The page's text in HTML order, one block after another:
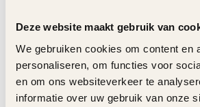
Deze website maakt gebruik van
We gebruiken cookies om content en
personaliseren, om functies voor
en om ons websiteverkeer te
informatie over uw gebruik van onze
Razor Kettingspanner
Rider 360 - W20136401079
Op voorraad